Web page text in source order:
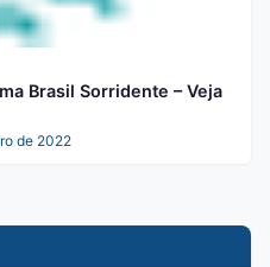
Brasil Sorridente – Veja
de 2022